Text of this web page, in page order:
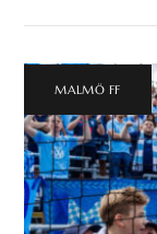
MALMÖ FF